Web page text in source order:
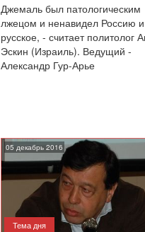
Джемаль был патологическим
лжецом и ненавидел Россию
русское, - считает политолог
Эскин (Израиль). Ведущий -
Александр Гур-Арье
05 декабрь 2016
Тема дня